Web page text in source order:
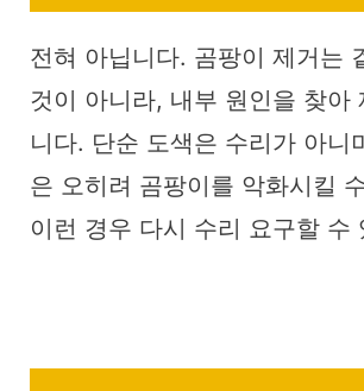
전혀 아닙니다. 곰팡이 제거는
것이 아니라, 내부 원인을 찾아
니다. 단순 도색은 수리가 아니
은 오히려 곰팡이를 악화시킬
이런 경우 다시 수리 요구할 수